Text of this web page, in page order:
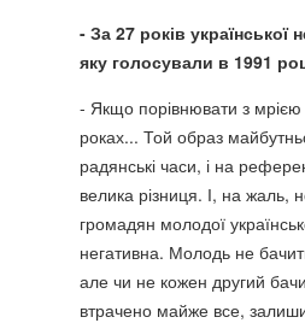
- За 27 років української
яку голосували в 1991
- Якщо порівнювати з мрією
роках... Той образ
радянські часи, і на
велика різниця. І, на
громадян молодої
негативна. Молодь не
але чи не кожен другий
втрачено майже все,